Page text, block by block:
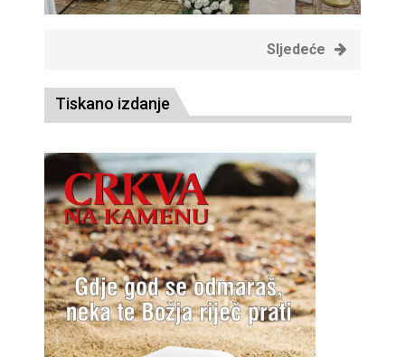
Sljedeće
Tiskano izdanje